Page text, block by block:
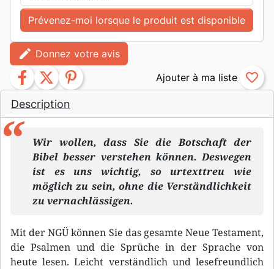
Description
Wir wollen, dass Sie die Botschaft der
Bibel besser verstehen können. Deswegen
ist es uns wichtig, so urtexttreu wie
möglich zu sein, ohne die Verständlichkeit
zu vernachlässigen.
Mit der NGÜ können Sie das gesamte Neue Testament,
die Psalmen und die Sprüche in der Sprache von
heute lesen. Leicht verständlich und lesefreundlich
Prévenez-moi lorsque le produit est disponible
edit Donnez votre avis
facebook twitter pinterest favorite_border